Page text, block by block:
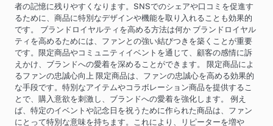
者の記憶に残りやすくなります。SNSでのシェアや口コミを促進す
るために、商品に特別なデザインや機能を取り入れることも効果的
です。 ブランドロイヤルティを高める方法は何か ブランドロイヤル
ティを高めるためには、ファンとの強い結びつきを築くことが重要
です。限定商品やコミュニティイベントを通じて、顧客の感情に訴
えかけ、ブランドへの愛着を深めることができます。 限定商品によ
るファンの忠誠心向上 限定商品は、ファンの忠誠心を高める効果的
な手段です。特別なアイテムやコラボレーション商品を提供するこ
とで、購入意欲を刺激し、ブランドへの愛着を強化します。 例え
ば、特定のイベントや記念日を祝うために作られた商品は、ファン
にとって特別な意味を持ちます。これにより、リピーターを増や